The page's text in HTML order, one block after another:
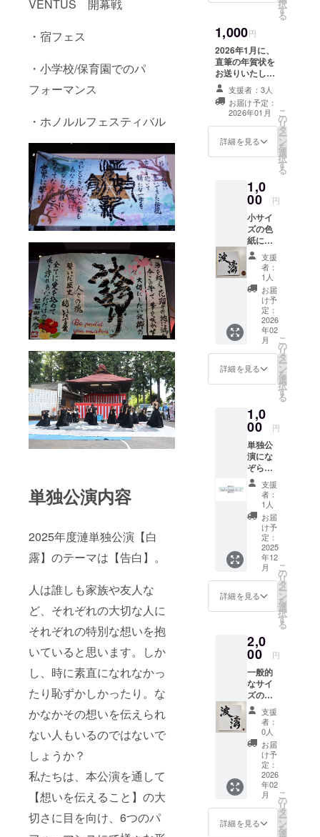
VENTUS 開幕戦
・宿フェス
・小学校/保育園でのパ
フォーマンス
・ホノルルフェスティバル
単独公演内容
2025年度漣単独公演【白
露】のテーマは【告白】。
人は誰しも家族や友人な
ど、それぞれの大切な人に
それぞれの特別な想いを抱
いていると思います。しか
し、時に素直になれなかっ
たり恥ずかしかったり。な
かなかその想いを伝えられ
ない人もいるのではないで
しょうか？
私たちは、本公演を通して
【想いを伝えること】の大
切さに目を向け、6つのパ
りません。
択
す
る
1,000円
2026年1月に、
直筆の年賀状を
お送りいたしま
す！ 宛名等ご希
望ございました
ら、備考欄にご
記入ください。
支援者：3人
お届け予定：
2026年01月
詳細を見る
こ
の
リ
タ
ー
ン
を
選
択
す
る
1,0
00 円
小サイ
ズの色
紙に任
意の文
字(2字
まで)を
お書き
しま
す！ 画
像は昨
年度単
独公演
のサン
プルで
す。 ※
備考欄
の文字
をお書
きくだ
さい。
※字の配
置につ
いて
横、斜
め等ご
記載く
ださ
い。特
に指定
のない
場合斜
めとな
りま
136mm
×120m
mとな
りま
す。
支援
者：
1人
お届
け予
定：
2026
年02
月
詳細を見る
こ
の
リ
タ
ー
ン
を
選
択
す
る
1,0
00 円
単独公
演にな
ぞらえ
たオリ
ジナル
デザイ
ンのラ
バーバ
ンドを
お渡し
しま
す！ ※
商品仕
様：シ
リコン
素材/シ
刷/厚み
2mm/外
周
202mm
支援
者：
1人
お届
け予
定：
2025
年12
月
詳細を見る
こ
の
リ
タ
ー
ン
を
選
択
す
る
2,0
00 円
一般的
なサイ
ズの色
紙に任
意の文
字(2文
字まで)
をお書
きしま
す！ 画
像は昨
年度単
独公演
のサン
プルで
支援
者：
0人
お届
け予
定：
2026
年02
月
詳細を見る
こ
の
リ
タ
ー
ン
を